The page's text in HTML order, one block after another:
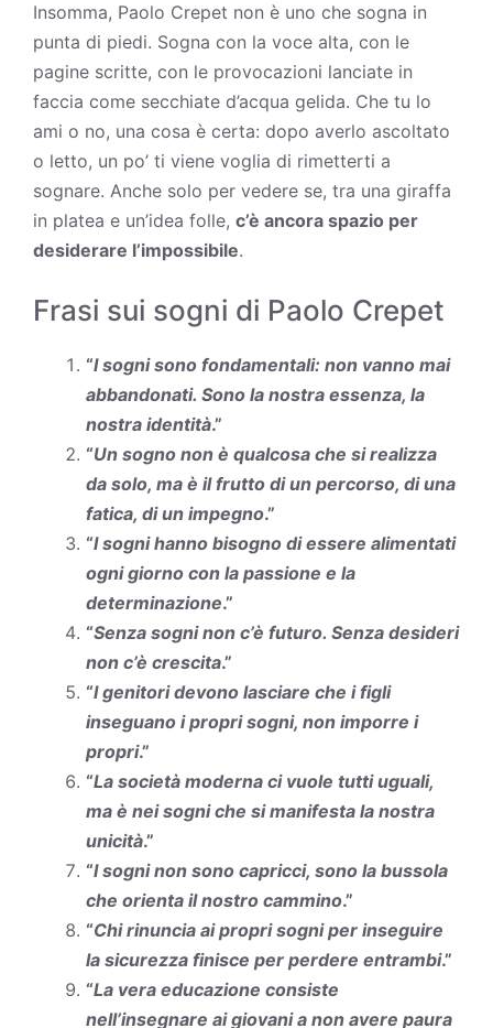
Insomma, Paolo Crepet non è uno che sogna in
punta di piedi. Sogna con la voce alta, con le
pagine scritte, con le provocazioni lanciate in
faccia come secchiate d’acqua gelida. Che tu lo
ami o no, una cosa è certa: dopo averlo ascoltato
o letto, un po’ ti viene voglia di rimetterti a
sognare. Anche solo per vedere se, tra una giraffa
in platea e un’idea folle, c’è ancora spazio per
desiderare l’impossibile.
Frasi sui sogni di Paolo Crepet
“I sogni sono fondamentali: non vanno mai
abbandonati. Sono la nostra essenza, la
nostra identità.”
“Un sogno non è qualcosa che si realizza
da solo, ma è il frutto di un percorso, di una
fatica, di un impegno.”
“I sogni hanno bisogno di essere alimentati
ogni giorno con la passione e la
determinazione.”
“Senza sogni non c’è futuro. Senza desideri
non c’è crescita.”
“I genitori devono lasciare che i figli
inseguano i propri sogni, non imporre i
propri.”
“La società moderna ci vuole tutti uguali,
ma è nei sogni che si manifesta la nostra
unicità.”
“I sogni non sono capricci, sono la bussola
che orienta il nostro cammino.”
“Chi rinuncia ai propri sogni per inseguire
la sicurezza finisce per perdere entrambi.”
“La vera educazione consiste
nell’insegnare ai giovani a non avere paura